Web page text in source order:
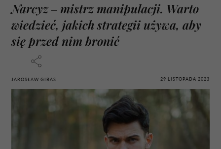
Narcyz – mistrz manipulacji. Warto
wiedzieć, jakich strategii używa, aby
się przed nim bronić
JAROSŁAW GIBAS 29 LISTOPADA 2023